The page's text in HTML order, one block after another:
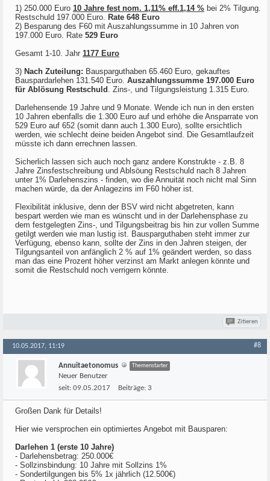
1) 250.000 Euro 10 Jahre fest nom. 1,11% eff.1,14 % bei 2% Tilgung.
Restschuld 197.000 Euro. Rate 648 Euro
2) Besparung des F60 mit Auszahlungssumme in 10 Jahren von
197.000 Euro. Rate 529 Euro
Gesamt 1-10. Jahr 1177 Euro
3) Nach Zuteilung: Bausparguthaben 65.460 Euro, gekauftes
Bauspardarlehen 131.540 Euro. Auszahlungssumme 197.000 Euro
für Ablösung Restschuld . Zins-, und Tilgungsleistung 1.315 Euro.
Darlehensende 19 Jahre und 9 Monate. Wende ich nun in den ersten
10 Jahren ebenfalls die 1.300 Euro auf und erhöhe die Ansparrate von
529 Euro auf 652 (somit dann auch 1.300 Euro), sollte ersichtlich
werden, wie schlecht deine beiden Angebot sind. Die Gesamtlaufzeit
müsste ich dann errechnen lassen.
Sicherlich lassen sich auch noch ganz andere Konstrukte - z.B. 8
Jahre Zinsfestschreibung und Ablsöung Restschuld nach 8 Jahren
unter 1% Darlehenszins - finden, wo die Annuität noch nicht mal Sinn
machen würde, da der Anlagezins im F60 höher ist.
Flexibilität inklusive, denn der BSV wird nicht abgetreten, kann
bespart werden wie man es wünscht und in der Darlehensphase zu
dem festgelegten Zins-, und Tilgungsbeitrag bis hin zur vollen Summe
getilgt werden wie man lustig ist. Bausparguthaben steht immer zur
Verfügung, ebenso kann, sollte der Zins in den Jahren steigen, der
Tilgungsanteil von anfänglich 2 % auf 1% geändert werden, so dass
man das eine Prozent höher verzinst am Markt anlegen könnte und
somit die Restschuld noch verrigern könnte.
Zitieren
10.05.2017, 11:19 #8
Annuitaetonomus Themenstarter
Neuer Benutzer
seit: 09.05.2017 Beiträge: 3
Großen Dank für Details!
Hier wie versprochen ein optimiertes Angebot mit Bausparen:
Darlehen 1 (erste 10 Jahre)
- Darlehensbetrag: 250.000€
- Sollzinsbindung: 10 Jahre mit Sollzins 1%
- Sondertilgungen bis 5% 1x jährlich (12.500€)